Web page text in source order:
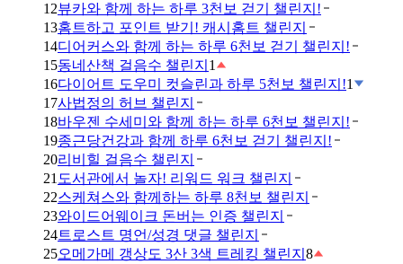
12뷰카와 함께 하는 하루 3천보 걷기 챌린지!
13홈트하고 포인트 받기! 캐시홈트 챌린지
14디어커스와 함께 하는 하루 6천보 걷기 챌린지!
15동네산책 걸음수 챌린지 1
16다이어트 도우미 컷슬린과 하루 5천보 챌린지!1
17사법정의 허브 챌린지
18바우젠 수세미와 함께 하는 하루 6천보 챌린지!
19종근당건강과 함께 하루 6천보 걷기 챌린지!
20리비힐 걸음수 챌린지
21 도서관에서 놀자! 리워드 워크 챌린지
22스케쳐스와 함께하는 하루 8천보 챌린지
23와이드어웨이크 돈버는 인증 챌린지
24트로스트 명언/성경 댓글 챌린지
25오메가메 갱상도 3산 3색 트레킹 챌린지 8